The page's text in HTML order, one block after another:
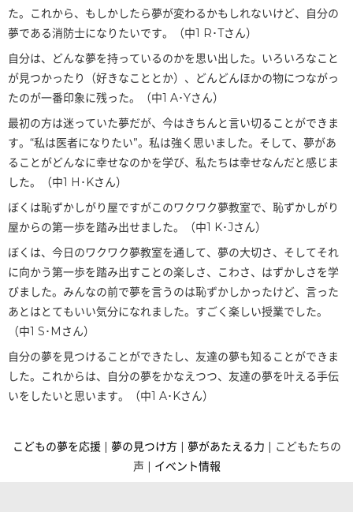
た。これから、もしかしたら夢が変わるかもしれないけど、自分の
夢である消防士になりたいです。（中1 R･Tさん）
自分は、どんな夢を持っているのかを思い出した。いろいろなこと
が見つかったり（好きなこととか）、どんどんほかの物につながっ
たのが一番印象に残った。（中1 A･Yさん）
最初の方は迷っていた夢だが、今はきちんと言い切ることができま
す。“私は医者になりたい”。私は強く思いました。そして、夢があ
ることがどんなに幸せなのかを学び、私たちは幸せなんだと感じま
した。（中1 H･Kさん）
ぼくは恥ずかしがり屋ですがこのワクワク夢教室で、恥ずかしがり
屋からの第一歩を踏み出せました。（中1 K･Jさん）
ぼくは、今日のワクワク夢教室を通して、夢の大切さ、そしてそれ
に向かう第一歩を踏み出すことの楽しさ、こわさ、はずかしさを学
びました。みんなの前で夢を言うのは恥ずかしかったけど、言った
あとはとてもいい気分になれました。すごく楽しい授業でした。
（中1 S･Mさん）
自分の夢を見つけることができたし、友達の夢も知ることができま
した。これからは、自分の夢をかなえつつ、友達の夢を叶える手伝
いをしたいと思います。（中1 A･Kさん）
こどもの夢を応援 | 夢の見つけ方 | 夢があたえる力 | こどもたちの
声 | イベント情報